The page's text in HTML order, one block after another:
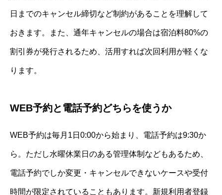
日までのキャンセル締切など制約があることを理解して
おきます。また、通年キャンセルの場合は宿泊料80%の
割引券が発行されるため、活用すれば次回利用が軽くな
ります。
WEB予約と電話予約どちらを使うか
WEB予約は毎月1日0:00から始まり、電話予約は9:30か
ら。ただし水曜休業日のある管理体制などもあるため、
電話予約でしか変更・キャンセルできないケースや受付
時間が限定されていることもあります。新規利用者登録